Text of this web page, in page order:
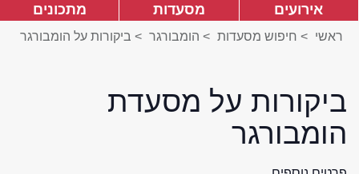
אירועים מסעדות מתכונים
ראשי > חיפוש מסעדות > הומבורגר > ביקורות על הומבורגר
ביקורות על מסעדת
הומבורגר